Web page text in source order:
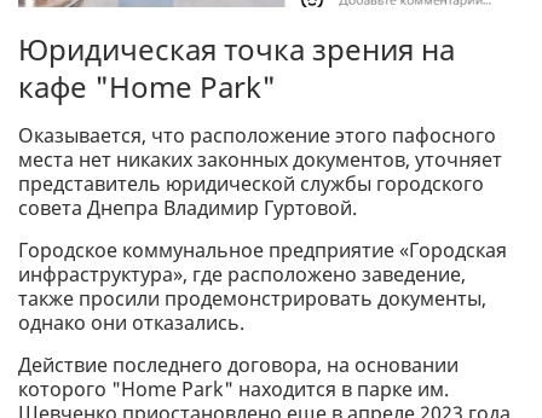
Юридическая точка зрения на
кафе "Home Park"
Оказывается, что расположение этого пафосного
места нет никаких законных документов, уточняет
представитель юридической службы городского
совета Днепра Владимир Гуртовой.
Городское коммунальное предприятие «Городская
инфраструктура», где расположено заведение,
также просили продемонстрировать документы,
однако они отказались.
Действие последнего договора, на основании
которого "Home Park" находится в парке им.